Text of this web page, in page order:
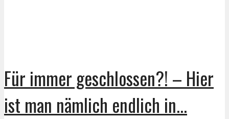
Für immer geschlossen?! – Hier
ist man nämlich endlich in...